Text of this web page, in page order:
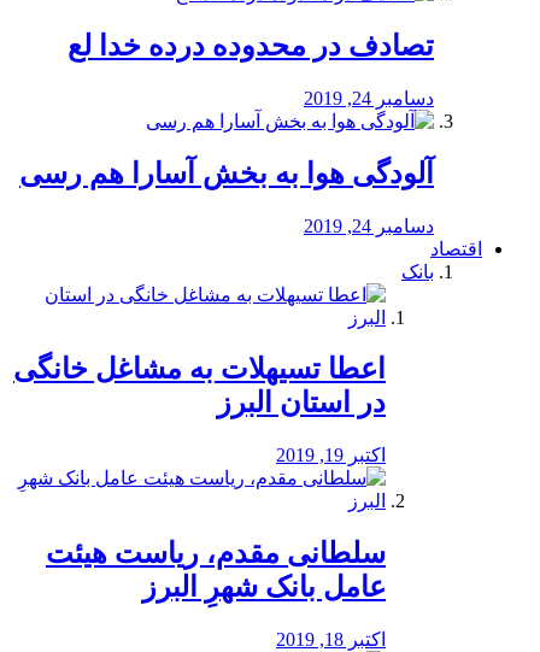
تصادف در محدوده درده خدا لع
دسامبر 24, 2019
آلودگی هوا به بخش آسارا هم رسی
دسامبر 24, 2019
اقتصاد
بانک
️اعطا تسیهلات به مشاغل خانگی
در استان البرز
اکتبر 19, 2019
سلطانی مقدم، ریاست هیئت
عامل بانک شهرِ البرز
اکتبر 18, 2019